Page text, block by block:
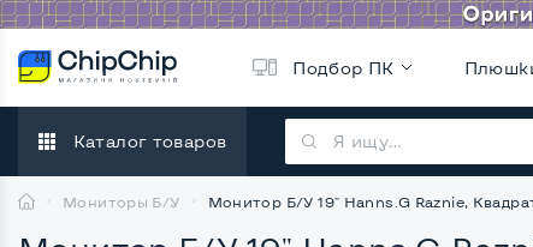
Подбор ПК
Каталог товаров
Мониторы Б/У Монитор Б/У 19" Hanns.G Raznie,